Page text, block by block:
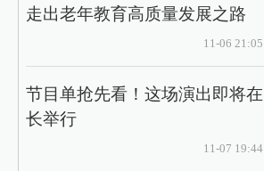
走出老年教育高质量发展之路
11-06 21:05
节目单抢先看！这场演出即将在
长举行
11-07 19:44